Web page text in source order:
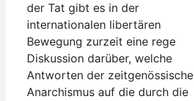
der Tat gibt es in der
internationalen libertären
Bewegung zurzeit eine rege
Diskussion darüber, welche
Antworten der zeitgenössische
Anarchismus auf die durch die